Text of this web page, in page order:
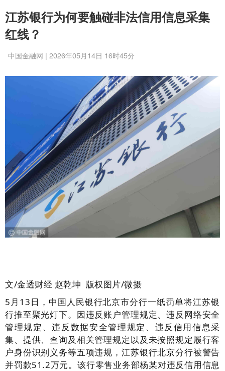
江苏银行为何要触碰非法信用信息采集
红线？
中国金融网 | 2026年05月14日 16时45分
文/金透财经 赵乾坤 版权图片/微摄
5月13日，中国人民银行北京市分行一纸罚单将江苏银
行推至聚光灯下。因违反账户管理规定、违反网络安全
管理规定、违反数据安全管理规定、违反信用信息采
集、提供、查询及相关管理规定以及未按照规定履行客
户身份识别义务等五项违规，江苏银行北京分行被警告
并罚款51.2万元。该行零售业务部杨某对违反信用信息